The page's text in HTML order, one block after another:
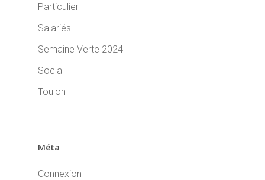
Particulier
Salariés
Semaine Verte 2024
Social
Toulon
Méta
Connexion